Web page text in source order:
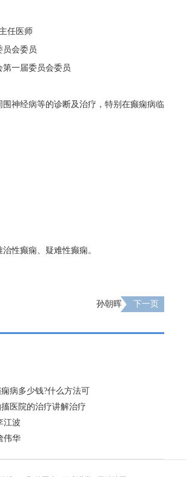
任医师
员会委员
一届委员会委员
神经病等的诊断及治疗，特别在癫痫病临
性癫痫、疑难性癫痫。
孙朝晖 下一页
病多少钱?什么方法可
医院的治疗讲解治疗
江波
伟华